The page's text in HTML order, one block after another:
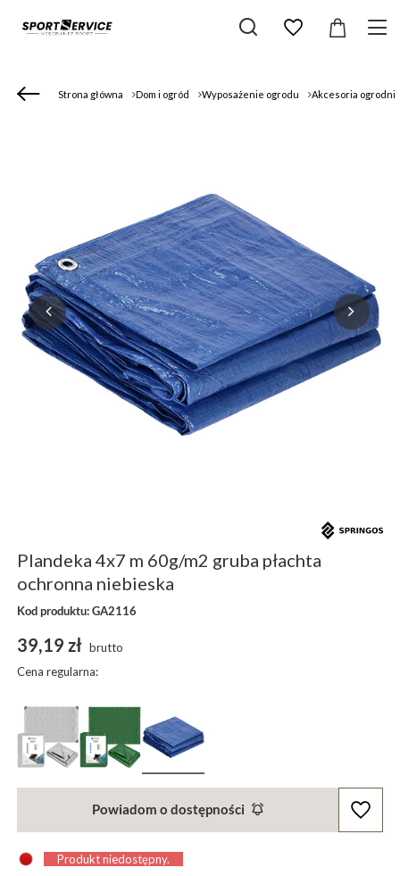
Strona główna Dom i ogród Wyposażenie ogrodu Akcesoria
Plandeka 4x7 m 60g/m2 gruba płachta
ochronna niebieska
Kod produktu: GA2116
39,19 zł brutto
Cena regularna:
Powiadom o dostępności
Produkt niedostępny